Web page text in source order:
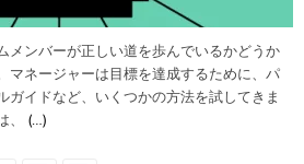
メンバーが正しい道を歩んでいるかどうか
マネージャーは目標を達成するために、パ
ガイドなど、いくつかの方法を試してきま
(…)